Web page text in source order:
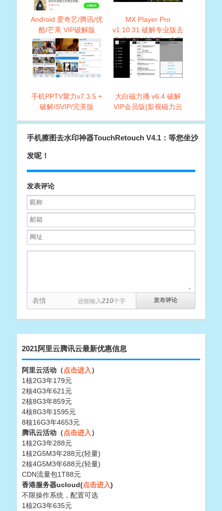
Android 爱奇艺/腾讯/优
酷/芒果 VIP破解版
MX Player Pro
v1.10.31 破解专业版去
升级精简优化版，全面
支持Android系统
手机PPTV聚力v7.3.5 +
破解/SVIP/完美版
大白磁力播 v6.4 破解
VIP会员版(影视磁力云
手机擦图去水印神器TouchRetouch V4.1：等您坐沙
发呢！
发表评论
表情 还能输入 210个字
2021阿里云腾讯云最新优惠信息
阿里云活动（点击进入 ）
1核2G3年179元
2核4G3年621元
2核8G3年859元
4核8G3年1595元
8核16G3年4653元
腾讯云活动（点击进入 ）
1核2G3年288元
1核2G5M3年288元(轻量)
2核4G5M3年688元(轻量)
CDN流量包1T88元
香港服务器ucloud(点击进入)
不限操作系统，配置可选
1核2G3年635元